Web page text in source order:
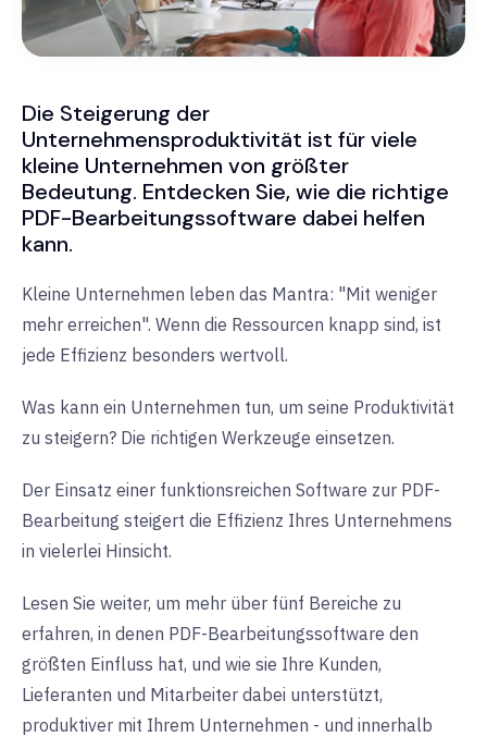
Die Steigerung der
Unternehmensproduktivität ist für viele
kleine Unternehmen von größter
Bedeutung. Entdecken Sie, wie die richtige
PDF-Bearbeitungssoftware dabei helfen
kann.
Kleine Unternehmen leben das Mantra: "Mit weniger
mehr erreichen". Wenn die Ressourcen knapp sind, ist
jede Effizienz besonders wertvoll.
Was kann ein Unternehmen tun, um seine Produktivität
zu steigern? Die richtigen Werkzeuge einsetzen.
Der Einsatz einer funktionsreichen Software zur PDF-
Bearbeitung steigert die Effizienz Ihres Unternehmens
in vielerlei Hinsicht.
Lesen Sie weiter, um mehr über fünf Bereiche zu
erfahren, in denen PDF-Bearbeitungssoftware den
größten Einfluss hat, und wie sie Ihre Kunden,
Lieferanten und Mitarbeiter dabei unterstützt,
produktiver mit Ihrem Unternehmen - und innerhalb